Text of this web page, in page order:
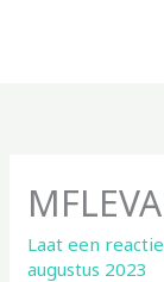
Laat een
augustus 2023